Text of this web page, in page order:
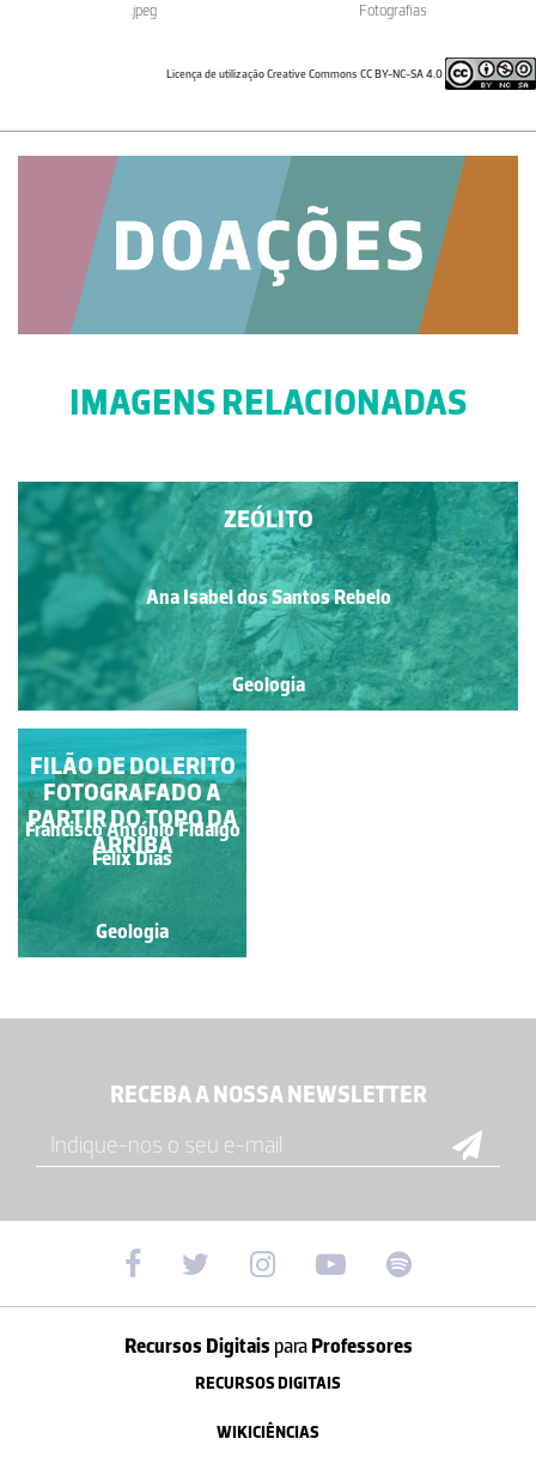
.jpeg Fotografias
Licença de utilização Creative Commons CC BY-NC-SA 4.0
IMAGENS RELACIONADAS
ZEÓLITO
Ana Isabel dos Santos Rebelo
Geologia
FILÃO DE DOLERITO
FOTOGRAFADO DA
PRAIA
Francisco António Fidalgo
Félix Dias
Geologia
FILÃO DE DOLERITO
FOTOGRAFADO A
PARTIR DO TOPO DA
ARRIBA
Francisco António Fidalgo
Félix Dias
Geologia
RECEBA A NOSSA NEWSLETTER
Recursos Digitais paraProfessores
RECURSOS DIGITAIS
WIKICIÊNCIAS